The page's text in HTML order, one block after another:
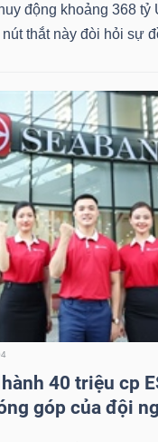
động khoảng 368 tỷ
thắt này đòi hỏi sự
40 triệu cp
góp của đội